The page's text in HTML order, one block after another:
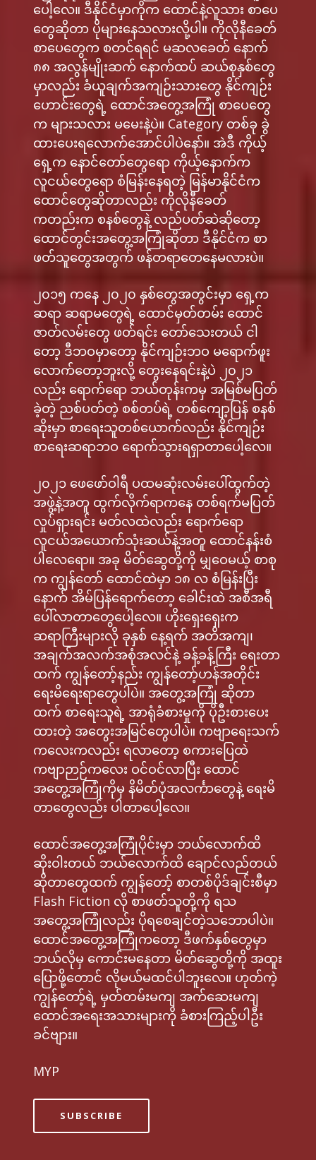
ပေါ့လေ။ ဒီနိုင်ငံမှာကိုက ထောင်နဲ့လူသား စာပေ
တွေဆိုတာ ပိုများနေသလားလို့ပါ။ ကိုလိုနီခေတ်
စာပေတွေက စတင်ရရင် မဆလခေတ် နောက်
၈၈ အလွန်မျိုးဆက် နောက်ထပ် ဆယ်စုနှစ်တွေ
မှာလည်း ခံယူချက်အကျဉ်းသားတွေ နိုင်ကျဉ်း
ဟောင်းတွေရဲ့ ထောင်အတွေ့အကြုံ စာပေတွေ
က များသလား မမေးနဲ့ပဲ။ Category တစ်ခု ခွဲ
ထားပေးရလောက်အောင်ပါပဲနော်။ အဲဒီ ကိုယ့်
ရှေ့က နောင်တော်တွေရော ကိုယ့်နောက်က
လူငယ်တွေရော စံမြန်းနေရတဲ့ မြန်မာနိုင်ငံက
ထောင်တွေဆိုတာလည်း ကိုလိုနီခေတ်
ကတည်းက စနစ်တွေနဲ့ လည်ပတ်ဆဲဆိုတော့
ထောင်တွင်းအတွေ့အကြုံဆိုတာ ဒီနိုင်ငံက စာ
ဖတ်သူတွေအတွက် ဖန်တရာတေနေမလားပဲ။
၂၀၁၅ ကနေ ၂၀၂၀ နှစ်တွေအတွင်းမှာ ရှေ့က
ဆရာ ဆရာမတွေရဲ့ ထောင်မှတ်တမ်း ထောင်
ဇာတ်လမ်းတွေ ဖတ်ရင်း တော်သေးတယ် ငါ
တော့ ဒီဘဝမှာတော့ နိုင်ကျဉ်းဘဝ မရောက်ဖူး
လောက်တော့ဘူးလို့ တွေးနေရင်းနဲ့ပဲ ၂၀၂၁
လည်း ရောက်ရော ဘယ်တုန်းကမှ အမြစ်မပြတ်
ခဲ့တဲ့ ညစ်ပတ်တဲ့ စစ်တပ်ရဲ့ တစ်ကျော့ပြန် စနစ်
ဆိုးမှာ စာရေးသူတစ်ယောက်လည်း နိုင်ကျဉ်း
စာရေးဆရာဘဝ ရောက်သွားရရှာတာပေါ့လေ။
၂၀၂၁ ဖေဖော်ဝါရီ ပထမဆုံးလမ်းပေါ်ထွက်တဲ့
အဖွဲ့နဲ့အတူ ထွက်လိုက်ရာကနေ တစ်ရက်မပြတ်
လှုပ်ရှားရင်း မတ်လထဲလည်း ရောက်ရော
လူငယ်အယောက်သုံးဆယ်နဲ့အတူ ထောင်နန်းစံ
ပါလေရော။ အခု မိတ်ဆွေတို့ကို မျှဝေမယ့် စာစု
က ကျွန်တော် ထောင်ထဲမှာ ၁၈ လ စံမြန်းပြီး
နောက် အိမ်ပြန်ရောက်တော့ ခေါင်းထဲ အစီအရီ
ပေါ်လာတာတွေပေါ့လေ။ ဟိုးရှေးရှေးက
ဆရာကြီးများလို ခုနှစ် နေ့ရက် အတိအကျ၊
အချက်အလက်အစုံအလင်နဲ့ ခန့်ခန့်ကြီး ရေးတာ
ထက် ကျွန်တော့်နည်း ကျွန်တော့်ဟန်အတိုင်း
ရေးမိရေးရာတွေပါပဲ။ အတွေ့အကြုံ ဆိုတာ
ထက် စာရေးသူရဲ့ အာရုံခံစားမှုကို ပိုဦးစားပေး
ထားတဲ့ အတွေးအမြင်တွေပါပဲ။ ကဗျာရေးသက်
ကလေးကလည်း ရလာတော့ စကားပြေထဲ
ကဗျာဉာဉ်ကလေး ဝင်ဝင်လာပြီး ထောင်
အတွေ့အကြုံကိုမှ နိမိတ်ပုံအလင်္ကာတွေနဲ့ ရေးမိ
တာတွေလည်း ပါတာပေါ့လေ။
ထောင်အတွေ့အကြုံပိုင်းမှာ ဘယ်လောက်ထိ
ဆိုးဝါးတယ် ဘယ်လောက်ထိ ချောင်လည်တယ်
ဆိုတာတွေထက် ကျွန်တော့် စာတစ်ပိုဒ်ချင်းစီမှာ
Flash Fiction လို စာဖတ်သူတို့ကို ရသ
အတွေ့အကြုံလည်း ပိုရစေချင်တဲ့သဘောပါပဲ။
ထောင်အတွေ့အကြုံကတော့ ဒီဖက်နှစ်တွေမှာ
ဘယ်လိုမှ ကောင်းမနေတာ မိတ်ဆွေတို့ကို အထူး
ပြောဖို့တောင် လိုမယ်မထင်ပါဘူးလေ။ ဟုတ်ကဲ့
ကျွန်တော့်ရဲ့ မှတ်တမ်းမကျ အက်ဆေးမကျ
ထောင်အရေးအသားများကို ခံစားကြည့်ပါဦး
ခင်ဗျား။
MYP
SUBSCRIBE